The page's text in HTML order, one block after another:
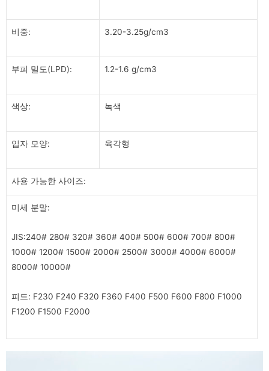
비중: 3.20-3.25g/cm3
부피 밀도(LPD): 1.2-1.6 g/cm3
색상: 녹색
입자 모양: 육각형
사용 가능한 사이즈:
미세 분말:
JIS:240# 280# 320# 360# 400# 500# 600# 700# 800#
1000# 1200# 1500# 2000# 2500# 3000# 4000# 6000#
8000# 10000#
피드: F230 F240 F320 F360 F400 F500 F600 F800 F1000
F1200 F1500 F2000